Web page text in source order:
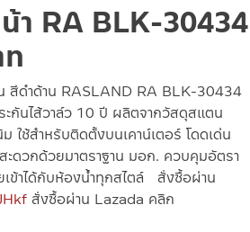
า RA BLK-30434
สีดำด้าน RASLAND RA BLK-30434
ะกันไส้วาล์ว 10 ปี ผลิตจากวัสดุสแตน
ใช้สำหรับติดตั้งบนเคาน์เตอร์ โดดเด่น
ะดวกด้วยมาตราฐาน มอก. ควบคุมอัตรา
ข้าได้กับห้องน้ำทุกสไตล์
สั่งซื้อผ่าน
สั่งซื้อผ่าน Lazada คลิก